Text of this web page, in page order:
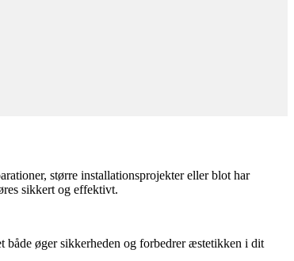
større installationsprojekter eller blot har
sikkert og effektivt.
øger sikkerheden og forbedrer æstetikken i dit